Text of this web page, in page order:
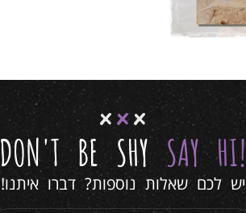
!
DON'T BE SHY SAY HI
יש לכם שאלות נוספות? דברו איתנו!